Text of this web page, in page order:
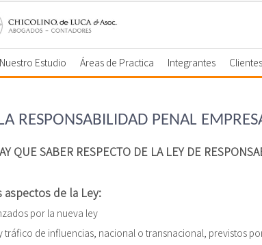
Nuestro Estudio Áreas de Practica Integrantes Clientes
RESPONSABILIDAD PENAL
QUE SABER RESPECTO DE LA LEY DE
aspectos de la Ley:
por la nueva ley
tráfico de influencias, nacional o transnacional, previstos